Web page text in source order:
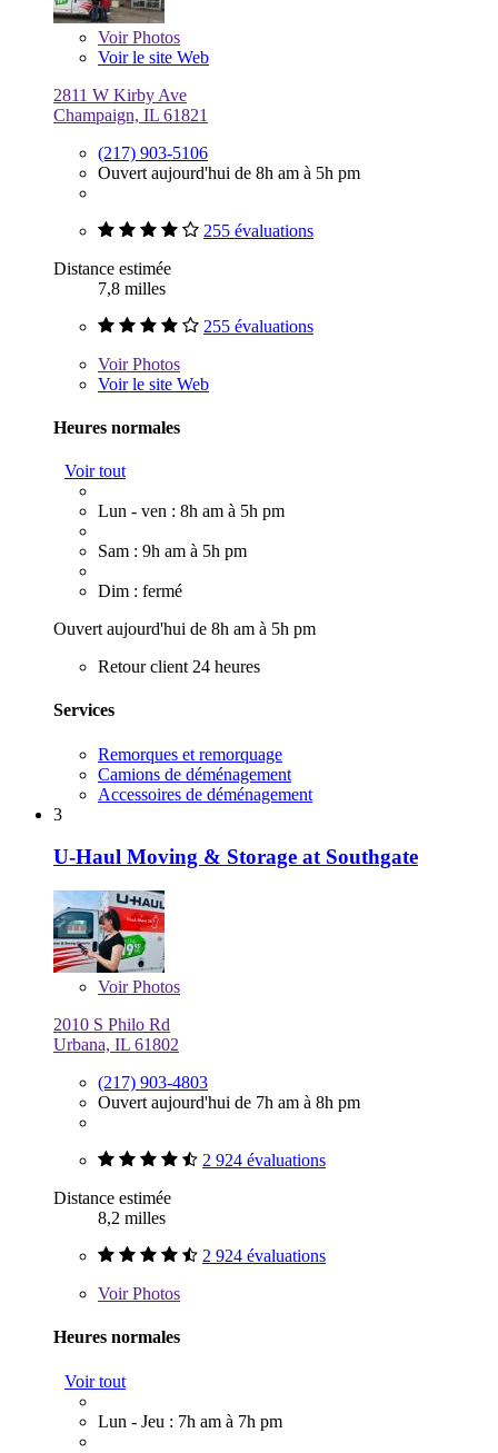
VoirPhotos
Voir le site Web
2811 W Kirby Ave
Champaign, IL 61821
(217) 903-5106
Ouvert aujourd'hui de 8h am à 5h pm
255 évaluations
Distance estimée
7,8 milles
255 évaluations
VoirPhotos
Voir le site Web
Heures normales
Voir tout
Lun - ven : 8h am à 5h pm
Sam : 9h am à 5h pm
Dim : fermé
Ouvert aujourd'hui de 8h am à 5h pm
Retour client 24 heures
Services
Remorques et remorquage
Camions de déménagement
Accessoires de déménagement
3
U-Haul Moving & Storage at Southgate
VoirPhotos
2010 S Philo Rd
Urbana, IL 61802
(217) 903-4803
Ouvert aujourd'hui de 7h am à 8h pm
2 924 évaluations
Distance estimée
8,2 milles
2 924 évaluations
VoirPhotos
Heures normales
Voir tout
Lun - Jeu : 7h am à 7h pm